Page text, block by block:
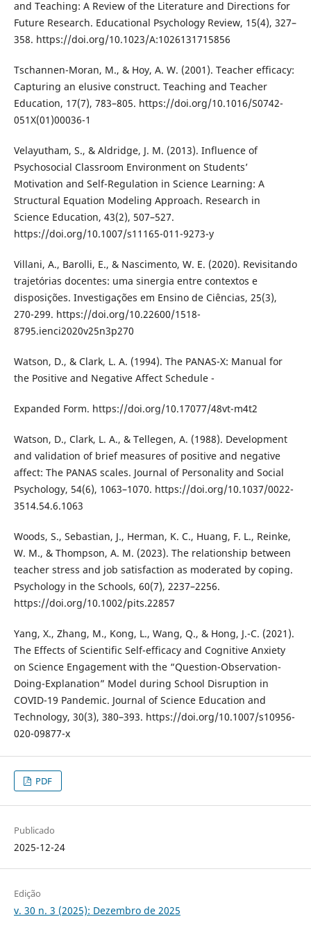
and Teaching: A Review of the Literature and Directions for
Future Research. Educational Psychology Review, 15(4), 327–
358. https://doi.org/10.1023/A:1026131715856
Tschannen-Moran, M., & Hoy, A. W. (2001). Teacher efficacy:
Capturing an elusive construct. Teaching and Teacher
Education, 17(7), 783–805. https://doi.org/10.1016/S0742-
051X(01)00036-1
Velayutham, S., & Aldridge, J. M. (2013). Influence of
Psychosocial Classroom Environment on Students’
Motivation and Self-Regulation in Science Learning: A
Structural Equation Modeling Approach. Research in
Science Education, 43(2), 507–527.
https://doi.org/10.1007/s11165-011-9273-y
Villani, A., Barolli, E., & Nascimento, W. E. (2020). Revisitando
trajetórias docentes: uma sinergia entre contextos e
disposições. Investigações em Ensino de Ciências, 25(3),
270-299. https://doi.org/10.22600/1518-
8795.ienci2020v25n3p270
Watson, D., & Clark, L. A. (1994). The PANAS-X: Manual for
the Positive and Negative Affect Schedule -
Expanded Form. https://doi.org/10.17077/48vt-m4t2
Watson, D., Clark, L. A., & Tellegen, A. (1988). Development
and validation of brief measures of positive and negative
affect: The PANAS scales. Journal of Personality and Social
Psychology, 54(6), 1063–1070. https://doi.org/10.1037/0022-
3514.54.6.1063
Woods, S., Sebastian, J., Herman, K. C., Huang, F. L., Reinke,
W. M., & Thompson, A. M. (2023). The relationship between
teacher stress and job satisfaction as moderated by coping.
Psychology in the Schools, 60(7), 2237–2256.
https://doi.org/10.1002/pits.22857
Yang, X., Zhang, M., Kong, L., Wang, Q., & Hong, J.-C. (2021).
The Effects of Scientific Self-efficacy and Cognitive Anxiety
on Science Engagement with the “Question-Observation-
Doing-Explanation” Model during School Disruption in
COVID-19 Pandemic. Journal of Science Education and
Technology, 30(3), 380–393. https://doi.org/10.1007/s10956-
020-09877-x
PDF
Publicado
2025-12-24
Edição
v. 30 n. 3 (2025): Dezembro de 2025